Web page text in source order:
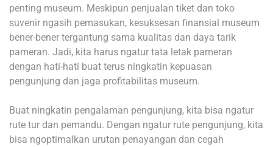
penting museum. Meskipun penjualan tiket dan toko
suvenir ngasih pemasukan, kesuksesan finansial museum
bener-bener tergantung sama kualitas dan daya tarik
pameran. Jadi, kita harus ngatur tata letak pameran
dengan hati-hati buat terus ningkatin kepuasan
pengunjung dan jaga profitabilitas museum.
Buat ningkatin pengalaman pengunjung, kita bisa ngatur
rute tur dan pemandu. Dengan ngatur rute pengunjung, kita
bisa ngoptimalkan urutan penayangan dan cegah